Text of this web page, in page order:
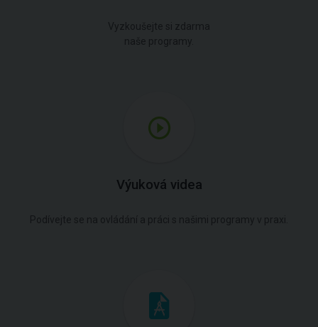
Vyzkoušejte si zdarma
naše programy.
Výuková videa
Podívejte se na ovládání a práci s našimi programy v praxi.